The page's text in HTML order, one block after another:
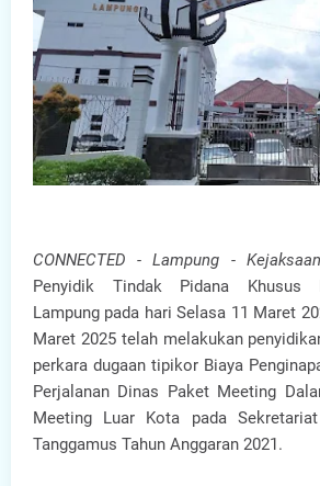
CONNECTED - Lampung -
Penyidik Tindak Pidana Khusus
Lampung pada hari Selasa 11 Maret
Maret 2025 telah melakukan
perkara dugaan tipikor Biaya
Perjalanan Dinas Paket Meeting
Meeting Luar Kota pada Sekretariat
Tanggamus Tahun Anggaran 2021.